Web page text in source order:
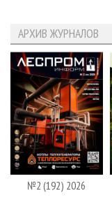
АРХИВ ЖУРНАЛОВ
№2 (192) 2026